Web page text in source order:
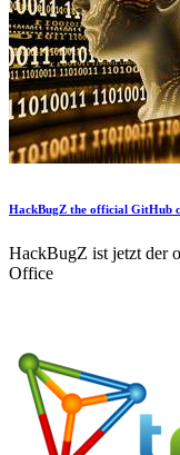
HackBugZ the official GitHub
HackBugZ ist jetzt der
Office